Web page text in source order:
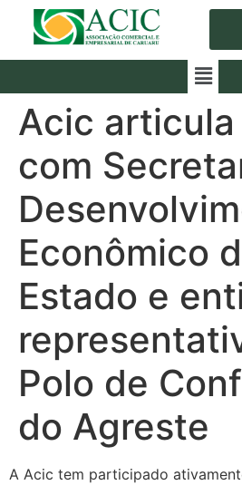
Acic
com
Econômico
Estado e
Polo de
do Agreste
A Acic tem participado